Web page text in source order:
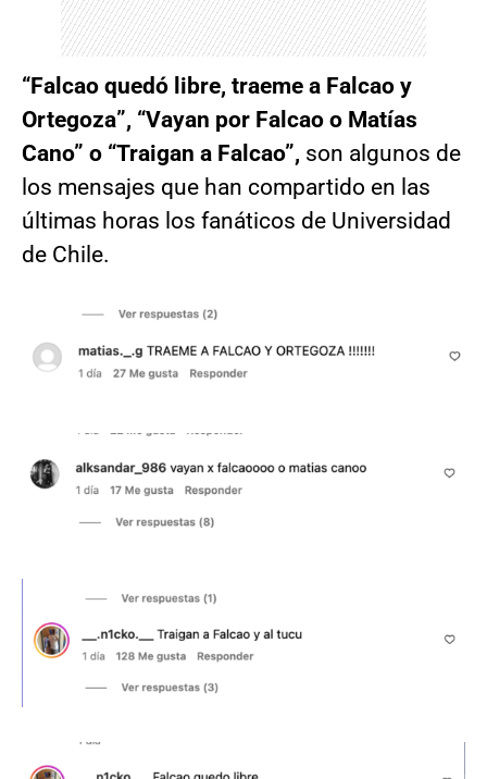
“Falcao quedó libre, traeme a Falcao y
Ortegoza”, “Vayan por Falcao o Matías
Cano” o “Traigan a Falcao”, son algunos de
los mensajes que han compartido en las
últimas horas los fanáticos de Universidad
de Chile.